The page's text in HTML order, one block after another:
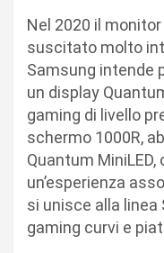
Nel 2020 il
suscitato molto
Samsung intende
un display
gaming di livello
schermo 1000R,
Quantum
un’esperienza
si unisce alla
gaming curvi e